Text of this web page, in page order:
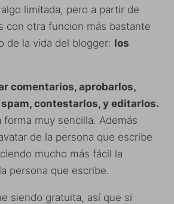
limitada, pero a partir de
con otra funcion más bastante
de la vida del blogger: los
comentarios, aprobarlos,
contestarlos, y editarlos.
forma muy sencilla. Además
de la persona que escribe
mucho más fácil la
persona que escribe.
siendo gratuita, así que si